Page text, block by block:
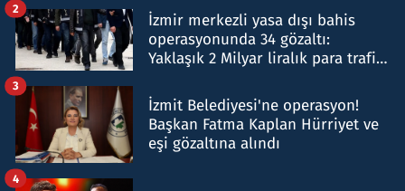
İzmir merkezli yasa dışı bahis
operasyonunda 34 gözaltı:
Yaklaşık 2 Milyar liralık para trafiği
2
İzmit Belediyesi'ne operasyon!
Başkan Fatma Kaplan Hürriyet ve
eşi gözaltına alındı
3
4